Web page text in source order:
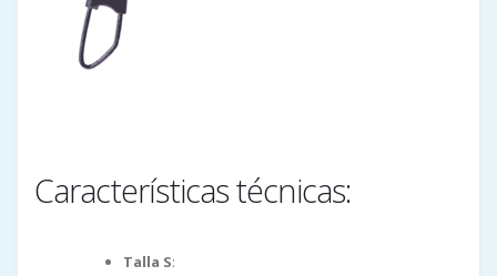
Características técnicas:
Talla S: